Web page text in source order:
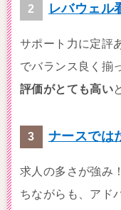
レバウェル
サポート力に定評
でバランス良く揃
評価がとても高い
ナースでは
求人の多さが強み！
ちながらも、アド